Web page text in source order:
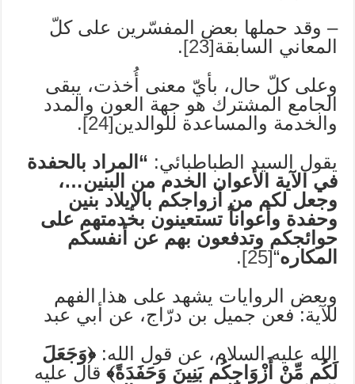
– وقد حملها بعض المفسّرين على كلّ
المعاني السابقة[23]
.
وعلى كلّ حال، بأيّ معنى أُخذت، يبقى
الجامع المشترك هو جهة العون والمدد
والخدمة والمساعدة للوالدين[24]
.
يقول السيد الطباطبائي: “المراد بالحفدة
في الآية الأعوان الخدم من البنين…،
وجعل لكم من أزواجكم بالإيلاد بنين
وحفدة وأعواناً تستعينون بخدمتهم على
حوائجكم وتدفعون بهم عن أنفسكم
المكاره“
[25]
.
وبعض الروايات يشهد على هذا الفهم
للآية: فعن جميل بن درّاج، عن أبي عبد
الله عليه السلام، عن قول الله:﴿وَجَعَلَ
لَكُم مِّنْ أَزْوَاجِكُم بَنِينَ وَحَفَدَةً﴾ قال عليه